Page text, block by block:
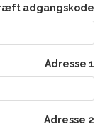
adgangskode
Adresse 1
Adresse 2